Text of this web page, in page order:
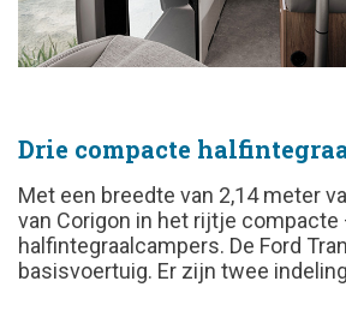
Drie compacte
Met een breedte van 2,14 meter
van Corigon in het rijtje
halfintegraalcampers. De Ford
basisvoertuig. Er zijn twee